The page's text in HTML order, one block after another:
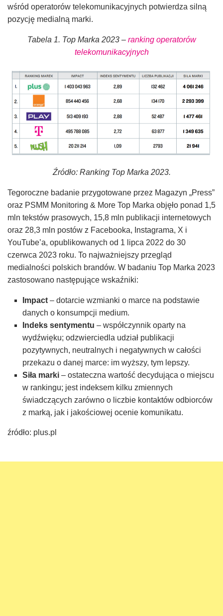
wśród operatorów telekomunikacyjnych potwierdza silną
pozycję medialną marki.
Tabela 1. Top Marka 2023 – ranking operatorów
telekomunikacyjnych
Źródło: Ranking Top Marka 2023.
Tegoroczne badanie przygotowane przez Magazyn „Press”
oraz PSMM Monitoring & More Top Marka objęło ponad 1,5
mln tekstów prasowych, 15,8 mln publikacji internetowych
oraz 28,3 mln postów z Facebooka, Instagrama, X i
YouTube’a, opublikowanych od 1 lipca 2022 do 30
czerwca 2023 roku. To najważniejszy przegląd
medialności polskich brandów. W badaniu Top Marka 2023
zastosowano następujące wskaźniki:
Impact – dotarcie wzmianki o marce na podstawie
danych o konsumpcji medium.
Indeks sentymentu – współczynnik oparty na
wydźwięku; odzwierciedla udział publikacji
pozytywnych, neutralnych i negatywnych w całości
przekazu o danej marce: im wyższy, tym lepszy.
Siła marki – ostateczna wartość decydująca o miejscu
w rankingu; jest indeksem kilku zmiennych
świadczących zarówno o liczbie kontaktów odbiorców
z marką, jak i jakościowej ocenie komunikatu.
źródło: plus.pl